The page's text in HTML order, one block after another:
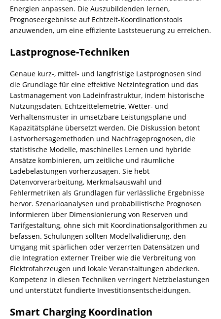
Energien anpassen. Die Auszubildenden lernen,
Prognoseergebnisse auf Echtzeit-Koordinationstools
anzuwenden, um eine effiziente Laststeuerung zu erreichen.
Lastprognose-Techniken
Genaue kurz-, mittel- und langfristige Lastprognosen sind
die Grundlage für eine effektive Netzintegration und das
Lastmanagement von Ladeinfrastruktur, indem historische
Nutzungsdaten, Echtzeittelemetrie, Wetter- und
Verhaltensmuster in umsetzbare Leistungspläne und
Kapazitätspläne übersetzt werden. Die Diskussion betont
Lastvorhersagemethoden und Nachfrageprognosen, die
statistische Modelle, maschinelles Lernen und hybride
Ansätze kombinieren, um zeitliche und räumliche
Ladebelastungen vorherzusagen. Sie hebt
Datenvorverarbeitung, Merkmalsauswahl und
Fehlermetriken als Grundlagen für verlässliche Ergebnisse
hervor. Szenarioanalysen und probabilistische Prognosen
informieren über Dimensionierung von Reserven und
Tarifgestaltung, ohne sich mit Koordinationsalgorithmen zu
befassen. Schulungen sollten Modellvalidierung, den
Umgang mit spärlichen oder verzerrten Datensätzen und
die Integration externer Treiber wie die Verbreitung von
Elektrofahrzeugen und lokale Veranstaltungen abdecken.
Kompetenz in diesen Techniken verringert Netzbelastungen
und unterstützt fundierte Investitionsentscheidungen.
Smart Charging Koordination